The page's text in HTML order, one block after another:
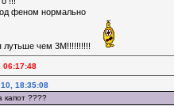
феном нормально
лутьше чем 3М!!!!!!!!!!
06:17:48
18:35:08
капот ????